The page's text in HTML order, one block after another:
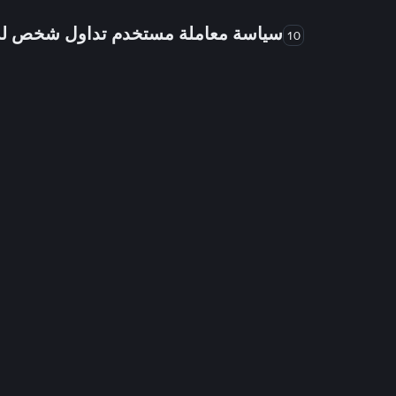
10 سياسة معاملة مستخدم تداول